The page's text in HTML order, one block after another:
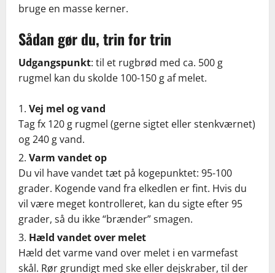
bruge en masse kerner.
Sådan gør du, trin for trin
Udgangspunkt: til et rugbrød med ca. 500 g
rugmel kan du skolde 100-150 g af melet.
Vej mel og vand
Tag fx 120 g rugmel (gerne sigtet eller stenkværnet)
og 240 g vand.
Varm vandet op
Du vil have vandet tæt på kogepunktet: 95-100
grader. Kogende vand fra elkedlen er fint. Hvis du
vil være meget kontrolleret, kan du sigte efter 95
grader, så du ikke “brænder” smagen.
Hæld vandet over melet
Hæld det varme vand over melet i en varmefast
skål. Rør grundigt med ske eller dejskraber, til der